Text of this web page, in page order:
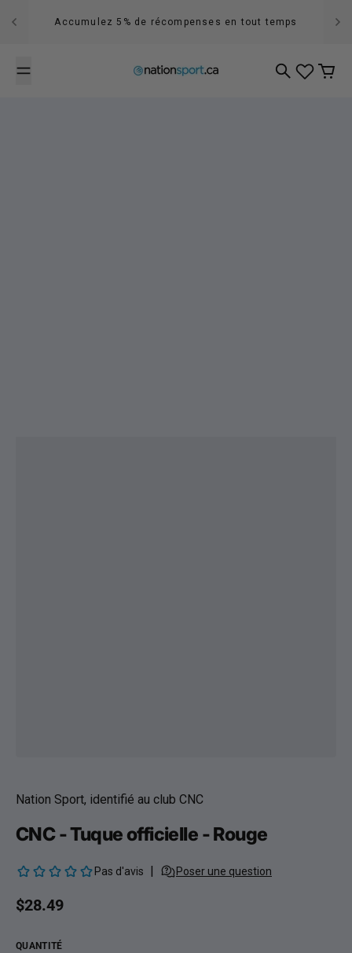
Accumulez 5% de récompenses en tout temps
RecherchePanier
Nation Sport, identifié au club CNC
CNC - Tuque officielle - Rouge
Prix habituel
$28.49
QUANTITÉ